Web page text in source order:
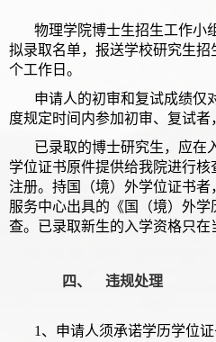
物理学院博士生招生工作小
拟录取名单，报送学校研究生
个工作日。
申请人的初审和复试成绩仅
度规定时间内参加初审、复试者
已录取的博士研究生，应在
学位证书原件提供给我院进行核
注册。持国（境）外学位证书
服务中心出具的《国（境）外
查。已录取新生的入学资格只在
四、 违规处理
1、申请人须承诺学历学位